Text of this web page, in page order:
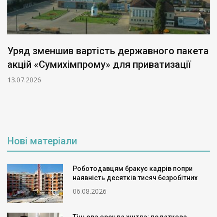
Уряд зменшив вартість державного пакета
акцій «Сумихімпрому» для приватизації
13.07.2026
Нові матеріали
Роботодавцям бракує кадрів попри
наявність десятків тисяч безробітних
06.08.2026